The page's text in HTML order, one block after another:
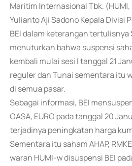
Maritim Internasional Tbk. (HUMI,
Yulianto Aji Sadono Kepala Divisi
BEI dalam keterangan tertulisnya
menuturkan bahwa suspensi
kembali mulai sesi I tanggal 21
reguler dan Tunai sementara itu
di semua pasar.
Sebagai informasi, BEI
OASA, EURO pada tanggal 20
terjadinya peningkatan harga
Sementara itu saham AHAP,
waran HUMI-w disuspensi BEI